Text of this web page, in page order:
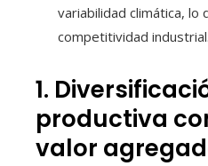
variabilidad climática, lo
competitividad industrial.
1.
productiva
valor